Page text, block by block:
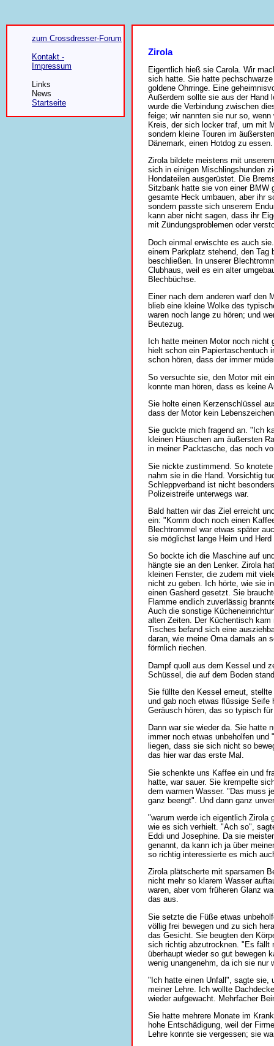
zum Crossdresser-Forum
Kontakt -
Impressum
Links
News
Startseite
Zirola
Eigentlich hieß sie Carola. Wir
sich hatte. Sie hatte
goldene Ohrringe. Eine
Außerdem sollte sie aus der Hand
wurde die Verbindung zwischen
feige; wir nannten sie nur so,
Kreis, der sich locker traf, um mit
sondern kleine Touren im
Dänemark, einen Hotdog zu essen.
Zirola bildete meistens mit
sich in einigen Mischlingshunden
Hondateilen ausgerüstet. Die
Sitzbank hatte sie von einer BMW
gesamte Heck umbauen, aber ihr
sondern passte sich unserem
kann aber nicht sagen, dass ihr
mit Zündungsproblemen oder
Doch einmal erwischte es auch
einem Parkplatz stehend, den Tag
beschließen. In unserer
Clubhaus, weil es ein alter
Blechbüchse.
Einer nach dem anderen warf den
blieb eine kleine Wolke des
waren noch lange zu hören; und
Beutezug.
Ich hatte meinen Motor noch
hielt schon ein Papiertaschentuch
schon hören, dass der immer
So versuchte sie, den Motor mit
konnte man hören, dass es keine
Sie holte einen Kerzenschlüssel
dass der Motor kein
Sie guckte mich fragend an. "Ich
kleinen Häuschen am äußersten
in meiner Packtasche, das noch
Sie nickte zustimmend. So
nahm sie in die Hand. Vorsichtig
Schleppverband ist nicht
Polizeistreife unterwegs war.
Bald hatten wir das Ziel erreicht
ein: "Komm doch noch einen
Blechtrommel war etwas später
sie möglichst lange Heim und Herd
So bockte ich die Maschine auf
hängte sie an den Lenker. Zirola
kleinen Fenster, die zudem mit
nicht zu geben. Ich hörte, wie sie
einen Gasherd gesetzt. Sie
Flamme endlich zuverlässig
Auch die sonstige
alten Zeiten. Der Küchentisch
Tisches befand sich eine
daran, wie meine Oma damals an
förmlich riechen.
Dampf quoll aus dem Kessel und
Schüssel, die auf dem Boden
Sie füllte den Kessel erneut,
und gab noch etwas flüssige Seife
Geräusch hören, das so typisch
Dann war sie wieder da. Sie hatte
immer noch etwas unbeholfen
liegen, dass sie sich nicht so
das hier war das erste Mal.
Sie schenkte uns Kaffee ein und
hatte, war sauer. Sie krempelte
dem warmen Wasser. "Das muss
ganz beengt". Und dann ganz
"warum werde ich eigentlich
wie es sich verhielt. "Ach so",
Eddi und Josephine. Da sie
genannt, da kann ich ja über
so richtig interessierte es mich
Zirola plätscherte mit sparsamen
nicht mehr so klarem Wasser
waren, aber vom früheren Glanz
das aus.
Sie setzte die Füße etwas
völlig frei bewegen und zu sich
das Gesicht. Sie beugten den
sich richtig abzutrocknen. "Es fällt
überhaupt wieder so gut bewegen
wenig unangenehm, da ich sie nur
"Ich hatte einen Unfall", sagte sie,
meiner Lehre. Ich wollte
wieder aufgewacht. Mehrfacher
Sie hatte mehrere Monate im
hohe Entschädigung, weil der
Lehre konnte sie vergessen; sie